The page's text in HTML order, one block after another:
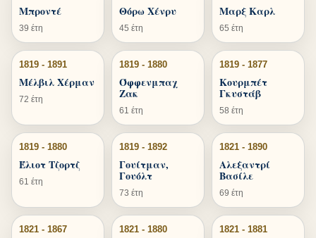
Μπροντέ
39 έτη
Θόρω Χένρυ
45 έτη
Μαρξ Καρλ
65 έτη
1819 - 1891
Μέλβιλ Χέρμαν
72 έτη
1819 - 1880
Όφφενμπαχ
Ζακ
61 έτη
1819 - 1877
Κουρμπέτ
Γκυστάβ
58 έτη
1819 - 1880
Έλιοτ Τζορτζ
61 έτη
1819 - 1892
Γουίτμαν,
Γουόλτ
73 έτη
1821 - 1890
Αλεξαντρί
Βασίλε
69 έτη
1821 - 1867 1821 - 1880 1821 - 1881